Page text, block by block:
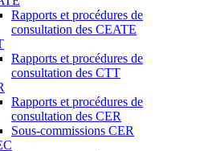
Rapports et procédures de
consultation des CEATE
Rapports et procédures de
consultation des CTT
Rapports et procédures de
consultation des CER
Sous-commissions CER